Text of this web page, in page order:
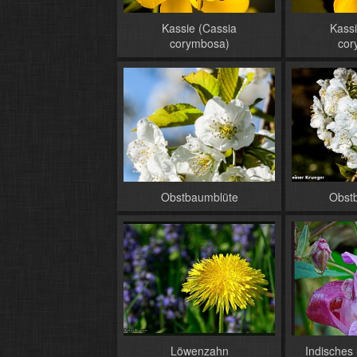
Kassie (Cassia
corymbosa)
Obstbaumblüte
Löwenzahn